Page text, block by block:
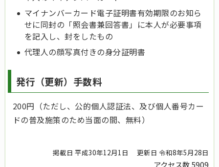
マイナンバーカード電子証明書有効期限のお知ら
せに同封の「照会書兼回答書」に本人が必要事項
を記入し、封をしたもの
代理人の顔写真付きの身分証明書
発行（更新）手数料
200円（ただし、公的個人認証法、及び個人番号カー
ドの普及施策のため当面の間、無料）
掲載日 平成30年12月1日 更新日 令和8年5月28日
アクセス数5909